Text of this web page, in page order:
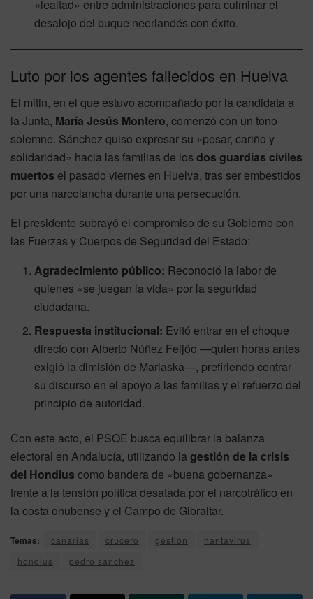
«lealtad» entre administraciones para culminar el
desalojo del buque neerlandés con éxito.
Luto por los agentes fallecidos en Huelva
El mitin, en el que estuvo acompañado por la candidata a
la Junta, María Jesús Montero, comenzó con un tono
solemne. Sánchez quiso expresar su «pesar, cariño y
solidaridad» hacia las familias de los dos guardias civiles
muertos el pasado viernes en Huelva, tras ser embestidos
por una narcolancha durante una persecución.
El presidente subrayó el compromiso de su Gobierno con
las Fuerzas y Cuerpos de Seguridad del Estado:
Agradecimiento público: Reconoció la labor de
quienes «se juegan la vida» por la seguridad
ciudadana.
Respuesta institucional: Evitó entrar en el choque
directo con Alberto Núñez Feijóo —quien horas antes
exigió la dimisión de Marlaska—, prefiriendo centrar
su discurso en el apoyo a las familias y el refuerzo del
principio de autoridad.
Con este acto, el PSOE busca equilibrar la balanza
electoral en Andalucía, utilizando lagestión de la crisis
del Hondius como bandera de «buena gobernanza»
frente a la tensión política desatada por el narcotráfico en
la costa onubense y el Campo de Gibraltar.
Temas: canarias crucero gestion
hantavirus
hondius
pedro sanchez